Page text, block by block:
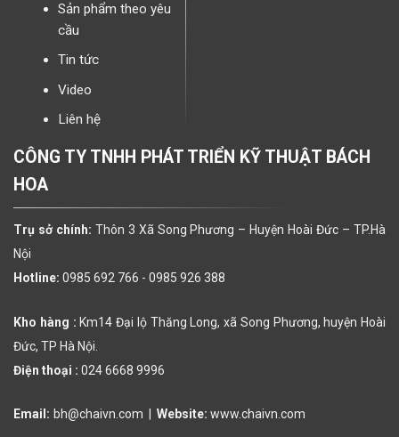
Sản phẩm theo yêu
cầu
Tin tức
Video
Liên hệ
CÔNG TY TNHH PHÁT TRIỂN KỸ THUẬT BÁCH
HOA
Trụ sở chính: Thôn 3 Xã Song Phương – Huyện Hoài Đức – TP.Hà
Nội
Hotline: 0985 692 766 - 0985 926 388
Kho hàng : Km14 Đại lộ Thăng Long, xã Song Phương, huyện Hoài
Đức, TP Hà Nội.
Điện thoại : 024 6668 9996
Email: bh@chaivn.com Website: www.chaivn.com